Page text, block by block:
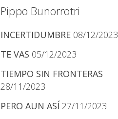
Pippo Bunorrotri
INCERTIDUMBRE 08/12/2023
TE VAS 05/12/2023
TIEMPO SIN FRONTERAS
28/11/2023
PERO AUN ASÍ 27/11/2023